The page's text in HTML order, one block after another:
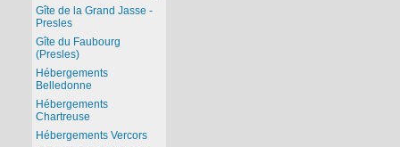
Gîte de la Grand Jasse -
Presles
Gîte du Faubourg
(Presles)
Hébergements
Belledonne
Hébergements
Chartreuse
Hébergements Vercors